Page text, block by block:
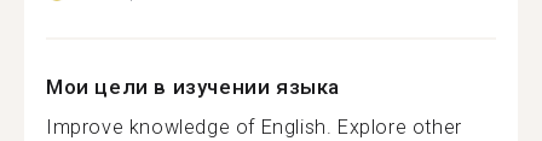
Мои цели в изучении языка
Improve knowledge of English. Explore other